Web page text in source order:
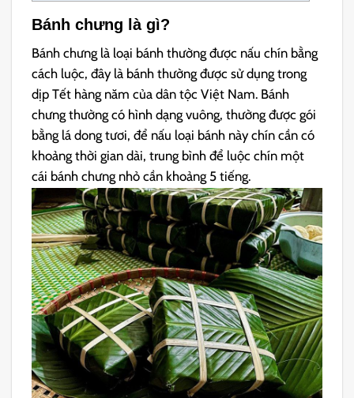
Bánh chưng là gì?
Bánh chưng là loại bánh thường được nấu chín bằng
cách luộc, đây là bánh thường được sử dụng trong
dịp Tết hàng năm của dân tộc Việt Nam. Bánh
chưng thường có hình dạng vuông, thường được gói
bằng lá dong tươi, để nấu loại bánh này chín cần có
khoảng thời gian dài, trung bình để luộc chín một
cái bánh chưng nhỏ cần khoảng 5 tiếng.